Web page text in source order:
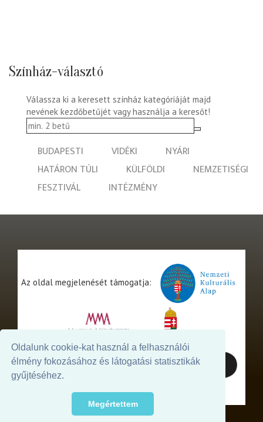
Oldalunk cookie-kat használ a felhasználói
élmény fokozásához és látogatási statisztikák
gyűjtéséhez.
Megértettem
Színház-választó
Válassza ki a keresett színház kategóriáját majd
nevének kezdőbetűjét vagy használja a keresőt!
BUDAPESTI VIDÉKI
NYÁRI
HATÁRON TÚLI
KÜLFÖLDI
NEMZETISÉGI
FESZTIVÁL
INTÉZMÉNY
Az oldal megjelenését támogatja: